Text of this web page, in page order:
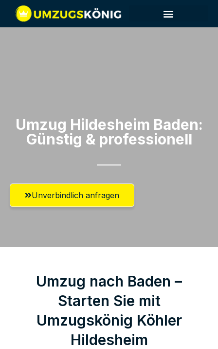
Umzug Hildesheim​ Baden:
Günstig & professionell​
Unverbindlich anfragen
Umzug nach Baden –
Starten Sie mit
Umzugskönig Köhler
Hildesheim